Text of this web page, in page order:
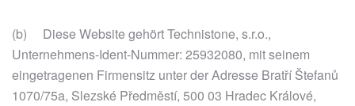
(b) Diese Website gehört Technistone, s.r.o.,
Unternehmens-Ident-Nummer: 25932080, mit seinem
eingetragenen Firmensitz unter der Adresse Bratří Štefanů
1070/75a, Slezské Předměstí, 500 03 Hradec Králové,